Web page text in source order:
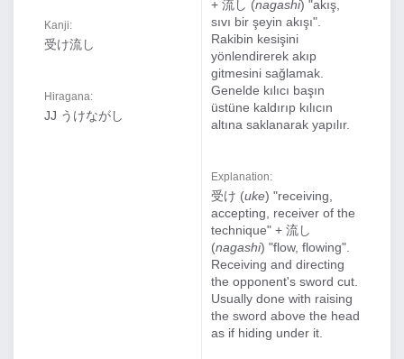
Kanji:
受け流し
Hiragana:
JJ うけながし
+ 流し (nagashi) "akış,
sıvı bir şeyin akışı".
Rakibin kesişini
yönlendirerek akıp
gitmesini sağlamak.
Genelde kılıcı başın
üstüne kaldırıp kılıcın
altına saklanarak yapılır.
Explanation:
受け (uke) "receiving,
accepting, receiver of the
technique" + 流し
(nagashi) "flow, flowing".
Receiving and directing
the opponent's sword cut.
Usually done with raising
the sword above the head
as if hiding under it.